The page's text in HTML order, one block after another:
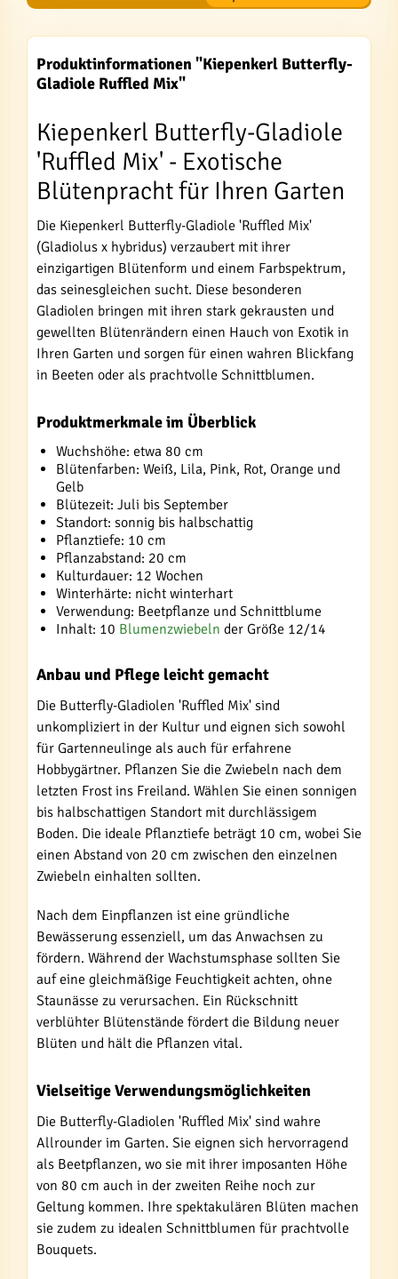
Produktinformationen "Kiepenkerl Butterfly-
Gladiole Ruffled Mix"
Kiepenkerl Butterfly-Gladiole
'Ruffled Mix' - Exotische
Blütenpracht für Ihren Garten
Die Kiepenkerl Butterfly-Gladiole 'Ruffled Mix'
(Gladiolus x hybridus) verzaubert mit ihrer
einzigartigen Blütenform und einem Farbspektrum,
das seinesgleichen sucht. Diese besonderen
Gladiolen bringen mit ihren stark gekrausten und
gewellten Blütenrändern einen Hauch von Exotik in
Ihren Garten und sorgen für einen wahren Blickfang
in Beeten oder als prachtvolle Schnittblumen.
Produktmerkmale im Überblick
Wuchshöhe: etwa 80 cm
Blütenfarben: Weiß, Lila, Pink, Rot, Orange und
Gelb
Blütezeit: Juli bis September
Standort: sonnig bis halbschattig
Pflanztiefe: 10 cm
Pflanzabstand: 20 cm
Kulturdauer: 12 Wochen
Winterhärte: nicht winterhart
Verwendung: Beetpflanze und Schnittblume
Inhalt: 10 Blumenzwiebeln der Größe 12/14
Anbau und Pflege leicht gemacht
Die Butterfly-Gladiolen 'Ruffled Mix' sind
unkompliziert in der Kultur und eignen sich sowohl
für Gartenneulinge als auch für erfahrene
Hobbygärtner. Pflanzen Sie die Zwiebeln nach dem
letzten Frost ins Freiland. Wählen Sie einen sonnigen
bis halbschattigen Standort mit durchlässigem
Boden. Die ideale Pflanztiefe beträgt 10 cm, wobei Sie
einen Abstand von 20 cm zwischen den einzelnen
Zwiebeln einhalten sollten.
Nach dem Einpflanzen ist eine gründliche
Bewässerung essenziell, um das Anwachsen zu
fördern. Während der Wachstumsphase sollten Sie
auf eine gleichmäßige Feuchtigkeit achten, ohne
Staunässe zu verursachen. Ein Rückschnitt
verblühter Blütenstände fördert die Bildung neuer
Blüten und hält die Pflanzen vital.
Vielseitige Verwendungsmöglichkeiten
Die Butterfly-Gladiolen 'Ruffled Mix' sind wahre
Allrounder im Garten. Sie eignen sich hervorragend
als Beetpflanzen, wo sie mit ihrer imposanten Höhe
von 80 cm auch in der zweiten Reihe noch zur
Geltung kommen. Ihre spektakulären Blüten machen
sie zudem zu idealen Schnittblumen für prachtvolle
Bouquets.